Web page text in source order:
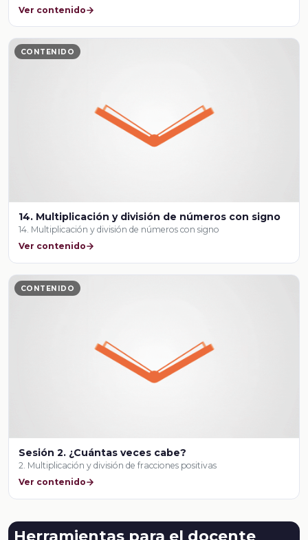
Ver contenido
CONTENIDO
14. Multiplicación y división de números con signo
14. Multiplicación y división de números con signo
Ver contenido
CONTENIDO
Sesión 2. ¿Cuántas veces cabe?
2. Multiplicación y división de fracciones positivas
Ver contenido
Herramientas para el docente